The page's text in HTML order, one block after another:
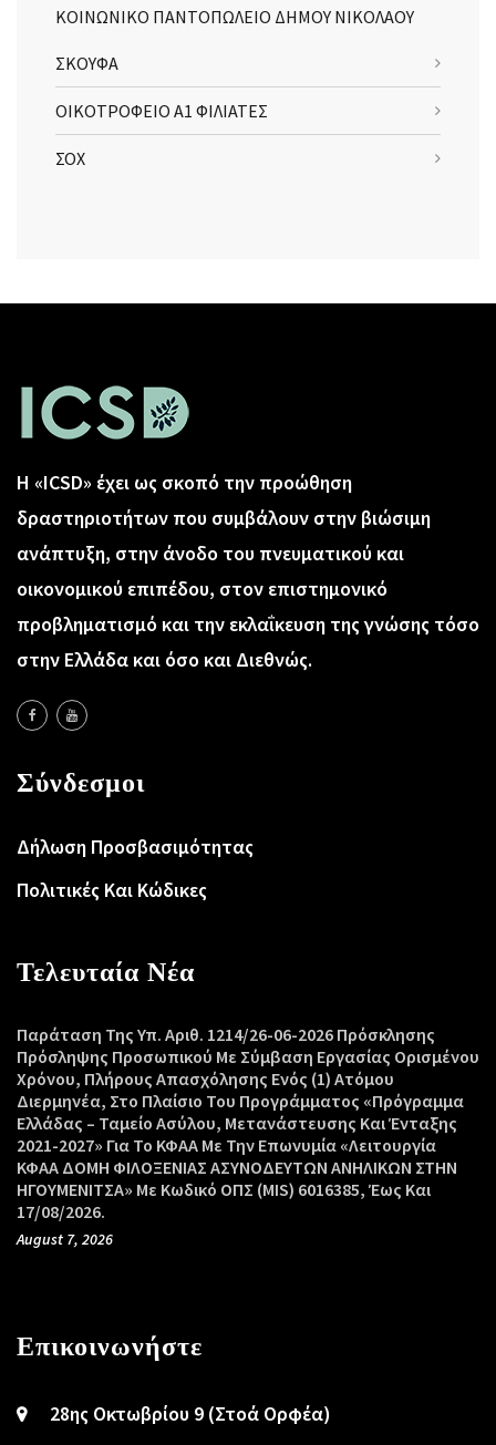
ΚΟΙΝΩΝΙΚΟ ΠΑΝΤΟΠΩΛΕΙΟ ΔΗΜΟΥ ΝΙΚΟΛΑΟΥ
ΣΚΟΥΦΑ
ΟΙΚΟΤΡΟΦΕΙΟ Α1 ΦΙΛΙΑΤΕΣ
ΣΟΧ
Η «ICSD» έχει ως σκοπό την προώθηση
δραστηριοτήτων που συμβάλουν στην βιώσιμη
ανάπτυξη, στην άνοδο του πνευματικού και
οικονομικού επιπέδου, στον επιστημονικό
προβληματισμό και την εκλαΐκευση της γνώσης τόσο
στην Ελλάδα και όσο και Διεθνώς.
Σύνδεσμοι
Δήλωση Προσβασιμότητας
Πολιτικές Και Κώδικες
Τελευταία Νέα
Παράταση Της Υπ. Αριθ. 1214/26-06-2026 Πρόσκλησης
Πρόσληψης Προσωπικού Με Σύμβαση Εργασίας Ορισμένου
Χρόνου, Πλήρους Απασχόλησης Ενός (1) Ατόμου
Διερμηνέα, Στο Πλαίσιο Του Προγράμματος «Πρόγραμμα
Ελλάδας – Ταμείο Ασύλου, Μετανάστευσης Και Ένταξης
2021-2027» Για Το ΚΦΑΑ Με Την Επωνυμία «Λειτουργία
ΚΦΑΑ ΔΟΜΗ ΦΙΛΟΞΕΝΙΑΣ ΑΣΥΝΟΔΕΥΤΩΝ ΑΝΗΛΙΚΩΝ ΣΤΗΝ
ΗΓΟΥΜΕΝΙΤΣΑ» Με Κωδικό ΟΠΣ (MIS) 6016385, Έως Και
17/08/2026.
August 7, 2026
Επικοινωνήστε
28ης Οκτωβρίου 9 (Στοά Ορφέα)